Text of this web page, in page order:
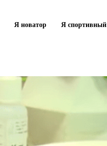
Я новатор Я спортивный